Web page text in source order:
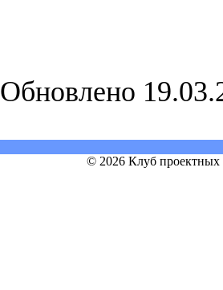
Обновлено
© 2026 Клуб